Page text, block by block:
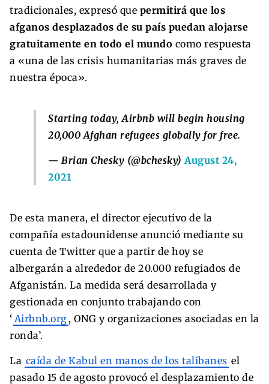
tradicionales, expresó que permitirá que los
afganos desplazados de su país puedan alojarse
gratuitamente en todo el mundo como respuesta
a «una de las crisis humanitarias más graves de
nuestra época».
Starting today, Airbnb will begin housing
20,000 Afghan refugees globally for free.
— Brian Chesky (@bchesky) August 24,
2021
De esta manera, el director ejecutivo de la
compañía estadounidense anunció mediante su
cuenta de Twitter que a partir de hoy se
albergarán a alrededor de 20.000 refugiados de
Afganistán. La medida será desarrollada y
gestionada en conjunto trabajando con
‘ Airbnb.org , ONG y organizaciones asociadas en la
ronda’.
La caída de Kabul en manos de los talibanes el
pasado 15 de agosto provocó el desplazamiento de